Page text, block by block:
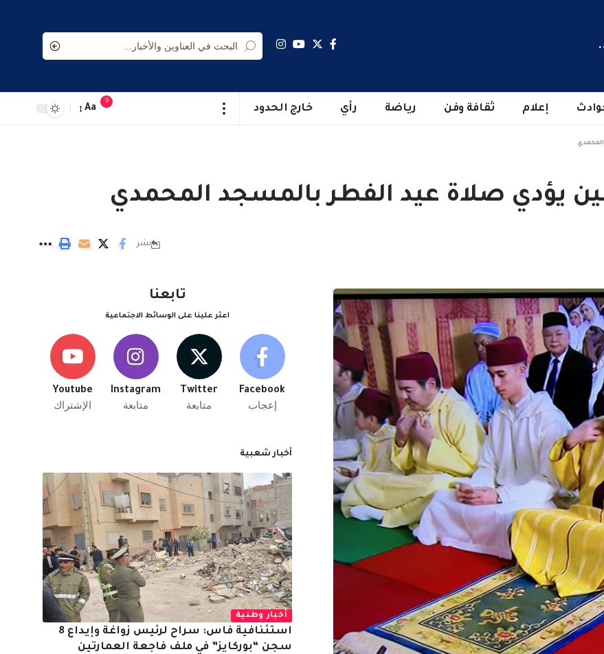
إعلام ثقافة وفن رياضة رأي خارج الحدود
9
Aa
المحمدي
يؤدي صلاة عيد الفطر بالمسجد المحمدي
نشر
تابعنا
اعثر علينا على الوسائط الاجتماعية
Facebook
إعجاب
Twitter
متابعة
Instagram
متابعة
Youtube
الإشتراك
أخبار شعبية
أخبار وطنية
استئنافية فاس: سراح لرئيس زواغة وإيداع 8
سجن “بوركايز” في ملف فاجعة العمارتين